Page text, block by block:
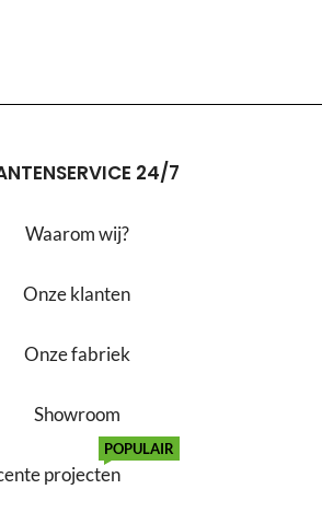
24/7
Waarom wij?
Onze klanten
Onze fabriek
Showroom
projecten
POPULAIR